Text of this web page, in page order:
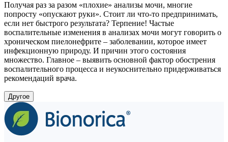
Получая раз за разом «плохие» анализы мочи, многие
попросту «опускают руки». Стоит ли что-то предпринимать,
если нет быстрого результата? Терпение! Частые
воспалительные изменения в анализах мочи могут говорить о
хроническом пиелонефрите – заболевании, которое имеет
инфекционную природу. И причин этого состояния
множество. Главное – выявить основной фактор обострения
воспалительного процесса и неукоснительно придерживаться
рекомендаций врача.
Другое